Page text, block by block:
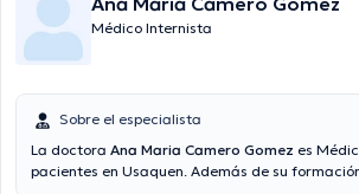
Médico Internista
Sobre el especialista
La doctora Ana Maria Camero Gomez es
pacientes en Usaquen. Además de su